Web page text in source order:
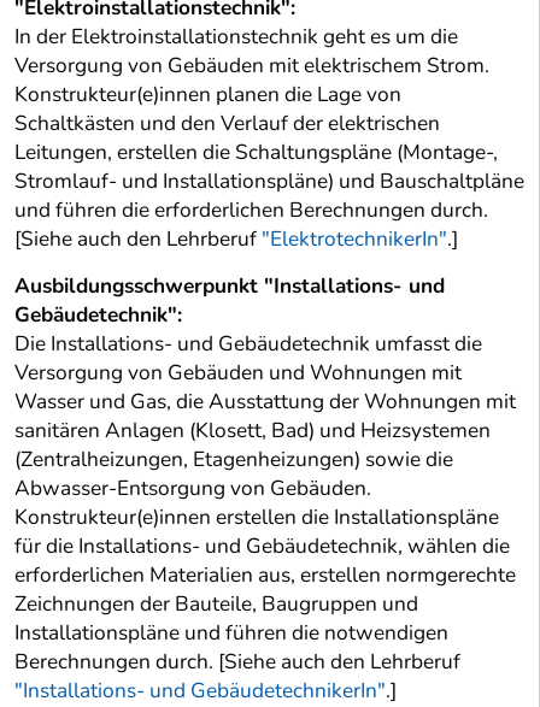
"Elektroinstallationstechnik":
In der Elektroinstallationstechnik geht es um die
Versorgung von Gebäuden mit elektrischem Strom.
Konstrukteur(e)innen planen die Lage von
Schaltkästen und den Verlauf der elektrischen
Leitungen, erstellen die Schaltungspläne (Montage-,
Stromlauf- und Installationspläne) und Bauschaltpläne
und führen die erforderlichen Berechnungen durch.
[Siehe auch den Lehrberuf "ElektrotechnikerIn".]
Ausbildungsschwerpunkt "Installations- und
Gebäudetechnik":
Die Installations- und Gebäudetechnik umfasst die
Versorgung von Gebäuden und Wohnungen mit
Wasser und Gas, die Ausstattung der Wohnungen mit
sanitären Anlagen (Klosett, Bad) und Heizsystemen
(Zentralheizungen, Etagenheizungen) sowie die
Abwasser-Entsorgung von Gebäuden.
Konstrukteur(e)innen erstellen die Installationspläne
für die Installations- und Gebäudetechnik, wählen die
erforderlichen Materialien aus, erstellen normgerechte
Zeichnungen der Bauteile, Baugruppen und
Installationspläne und führen die notwendigen
Berechnungen durch. [Siehe auch den Lehrberuf
"Installations- und GebäudetechnikerIn".]